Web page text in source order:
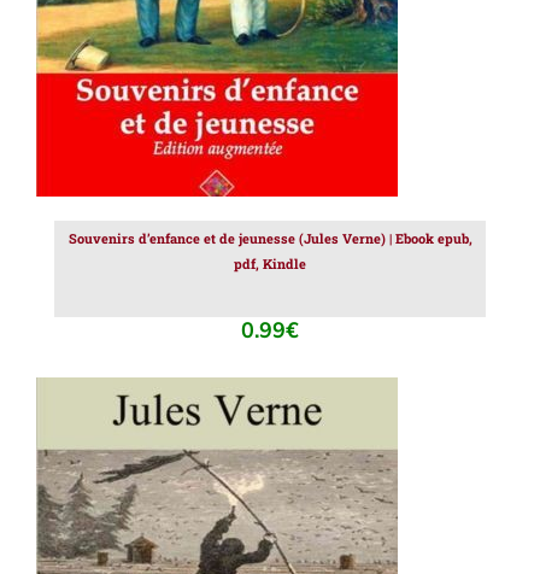
Souvenirs d’enfance et de jeunesse (Jules Verne) | Ebook epub,
pdf, Kindle
0.99€